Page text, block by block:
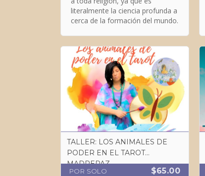
literalmente la ciencia profunda a
cerca de la formación del mundo.
TALLER: LOS ANIMALES DE
PODER EN EL TAROT
MADREPAZ
POR SOLO $65.00